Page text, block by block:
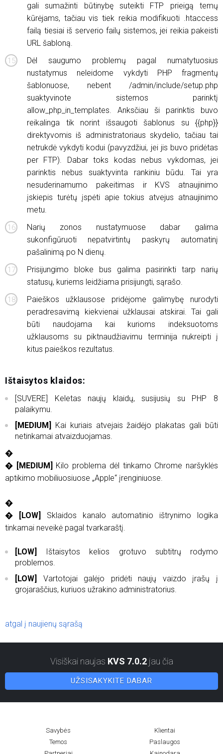
gali sumažinti būtinybę suteikti FTP prieigą temų
kūrėjams, tačiau vis tiek reikia modifikuoti .htaccess
failą tiesiai iš serverio failų sistemos, jei reikia pakeisti
URL šabloną.
Dėl saugumo problemų pagal numatytuosius
nustatymus neleidome vykdyti PHP fragmentų
šablonuose, nebent /admin/include/setup.php
suaktyvinote sistemos parinktį
allow_php_in_templates. Anksčiau ši parinktis buvo
reikalinga tik norint išsaugoti šablonus su {{php}}
direktyvomis iš administratoriaus skydelio, tačiau tai
netrukdė vykdyti kodui (pavyzdžiui, jei jis buvo pridėtas
per FTP). Dabar toks kodas nebus vykdomas, jei
parinktis nebus suaktyvinta rankiniu būdu. Tai yra
nesuderinamumo pakeitimas ir KVS atnaujinimo
įskiepis turėtų įspėti apie tokius atvejus atnaujinimo
metu.
Narių zonos nustatymuose dabar galima
sukonfigūruoti nepatvirtintų paskyrų automatinį
pašalinimą po N dienų.
Prisijungimo bloke bus galima pasirinkti tarp narių
statusų, kuriems leidžiama prisijungti, sąrašo.
Paieškos užklausose pridėjome galimybę nurodyti
peradresavimą kiekvienai užklausai atskirai. Tai gali
būti naudojama kai kurioms indeksuotoms
užklausoms su piktnaudžiavimu terminija nukreipti į
kitus paieškos rezultatus.
Ištaisytos klaidos:
[SUVERE] Keletas naujų klaidų, susijusių su PHP 8
palaikymu.
[MEDIUM]
Kai kuriais atvejais žaidėjo plakatas gali būti
netinkamai atvaizduojamas.
�
� [MEDIUM] Kilo problema dėl tinkamo Chrome naršyklės
aptikimo mobiliuosiuose „Apple“ įrenginiuose.
�
�
[LOW]
Sklaidos kanalo automatinio ištrynimo logika
tinkamai neveikė pagal tvarkaraštį.
[LOW]
Ištaisytos kelios grotuvo subtitrų rodymo
problemos.
[LOW]
Vartotojai galėjo pridėti naujų vaizdo įrašų į
grojaraščius, kuriuos užrakino administratorius.
atgal į naujienų sąrašą
Visiškai naujas KVS 7.0.2jau čia
UŽSISAKYKITE DABAR
Savybės
Klientai
Temos
Paslaugos